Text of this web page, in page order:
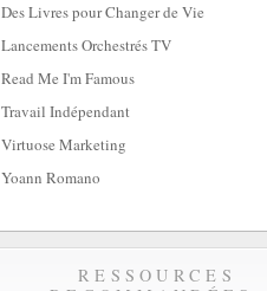
Des Livres pour Changer de Vie
Lancements Orchestrés TV
Read Me I'm Famous
Travail Indépendant
Virtuose Marketing
Yoann Romano
RESSOURCES